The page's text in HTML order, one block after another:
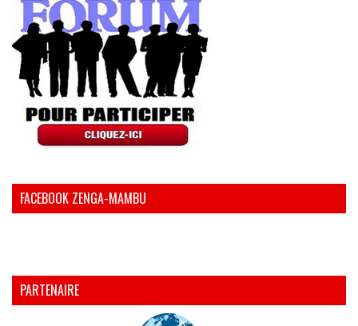
FACEBOOK ZENGA-MAMBU
PARTENAIRE